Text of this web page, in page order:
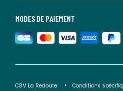
MODES DE PAIEMENT
CGV La Redoute Conditions